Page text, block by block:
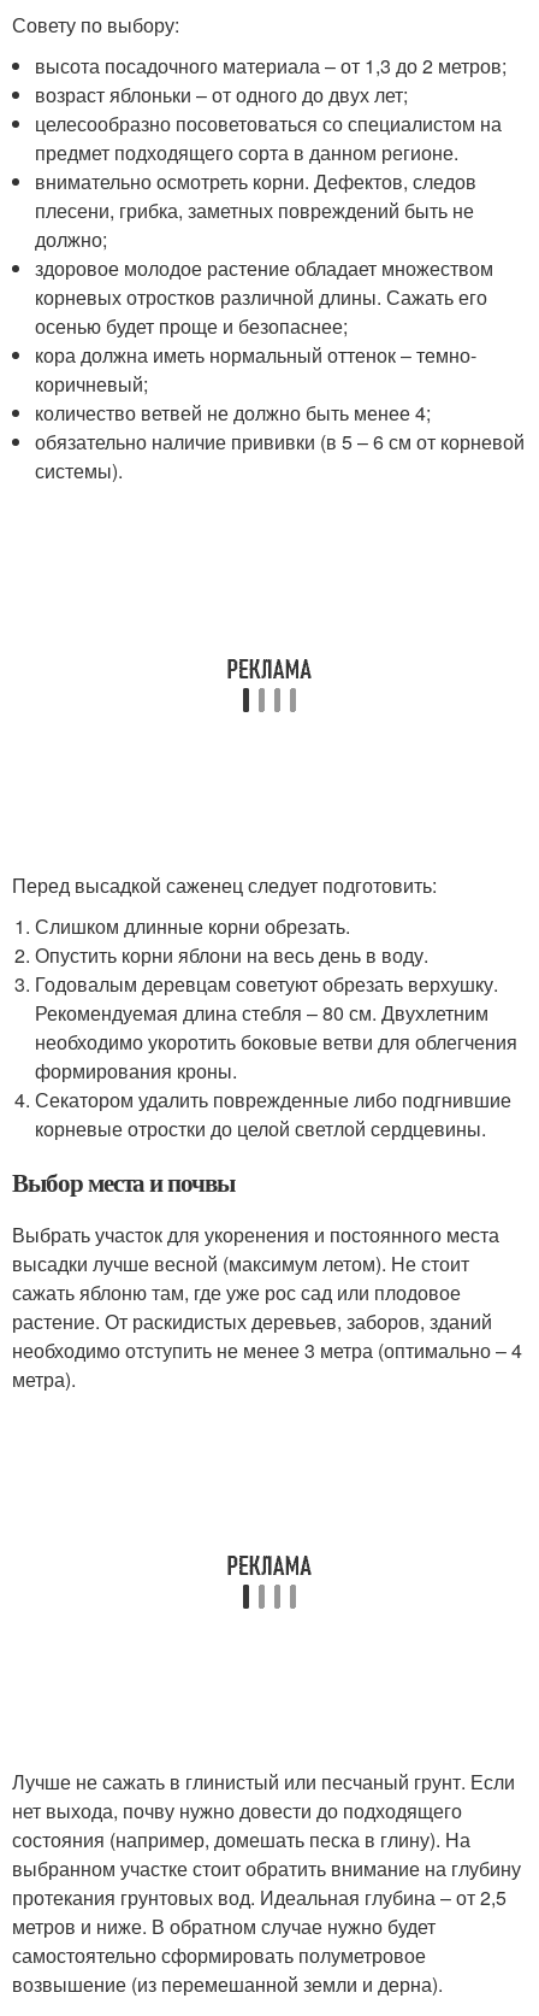
Совету по выбору:
высота посадочного материала – от 1,3 до 2 метров;
возраст яблоньки – от одного до двух лет;
целесообразно посоветоваться со специалистом на
предмет подходящего сорта в данном регионе.
внимательно осмотреть корни. Дефектов, следов
плесени, грибка, заметных повреждений быть не
должно;
здоровое молодое растение обладает множеством
корневых отростков различной длины. Сажать его
осенью будет проще и безопаснее;
кора должна иметь нормальный оттенок – темно-
коричневый;
количество ветвей не должно быть менее 4;
обязательно наличие прививки (в 5 – 6 см от корневой
системы).
Перед высадкой саженец следует подготовить:
Слишком длинные корни обрезать.
Опустить корни яблони на весь день в воду.
Годовалым деревцам советуют обрезать верхушку.
Рекомендуемая длина стебля – 80 см. Двухлетним
необходимо укоротить боковые ветви для облегчения
формирования кроны.
Секатором удалить поврежденные либо подгнившие
корневые отростки до целой светлой сердцевины.
Выбор места и почвы
Выбрать участок для укоренения и постоянного места
высадки лучше весной (максимум летом). Не стоит
сажать яблоню там, где уже рос сад или плодовое
растение. От раскидистых деревьев, заборов, зданий
необходимо отступить не менее 3 метра (оптимально – 4
метра).
Лучше не сажать в глинистый или песчаный грунт. Если
нет выхода, почву нужно довести до подходящего
состояния (например, домешать песка в глину). На
выбранном участке стоит обратить внимание на глубину
протекания грунтовых вод. Идеальная глубина – от 2,5
метров и ниже. В обратном случае нужно будет
самостоятельно сформировать полуметровое
возвышение (из перемешанной земли и дерна).